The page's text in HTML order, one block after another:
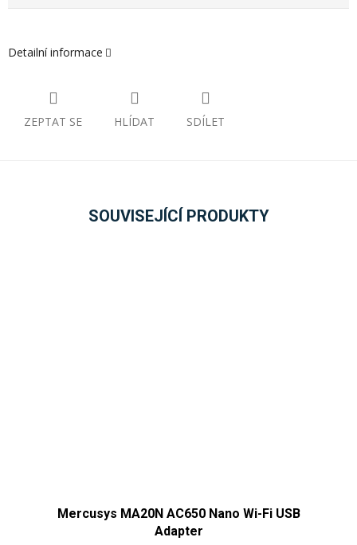
Detailní informace
ZEPTAT SE HLÍDAT SDÍLET
SOUVISEJÍCÍ PRODUKTY
Mercusys MA20N AC650 Nano Wi-Fi USB
Adapter